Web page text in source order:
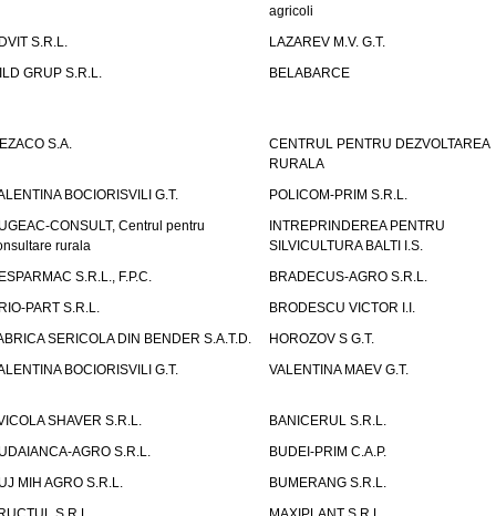
agricoli
S.R.L.
LAZAREV M.V. G.T.
GRUP S.R.L.
BELABARCE
S.A.
CENTRUL PENTRU DEZVOLTAREA
RURALA
BOCIORISVILI G.T.
POLICOM-PRIM S.R.L.
CONSULT, Centrul pentru
rurala
INTREPRINDEREA PENTRU
SILVICULTURA BALTI I.S.
S.R.L., F.P.C.
BRADECUS-AGRO S.R.L.
PART S.R.L.
BRODESCU VICTOR I.I.
SERICOLA DIN BENDER S.A.T.D.
HOROZOV S G.T.
BOCIORISVILI G.T.
VALENTINA MAEV G.T.
SHAVER S.R.L.
BANICERUL S.R.L.
AGRO S.R.L.
BUDEI-PRIM C.A.P.
MIH AGRO S.R.L.
BUMERANG S.R.L.